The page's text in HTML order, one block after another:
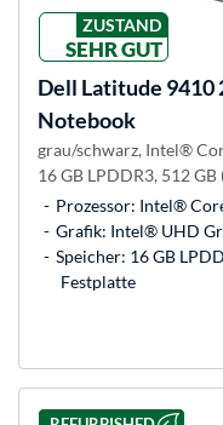
ZUSTAND
SEHR GUT
Dell Latitude 9410
Notebook
grau/schwarz, Intel®
16 GB LPDDR3, 512
Prozessor: Intel®
Grafik: Intel® UHD
Speicher: 16 GB
Festplatte